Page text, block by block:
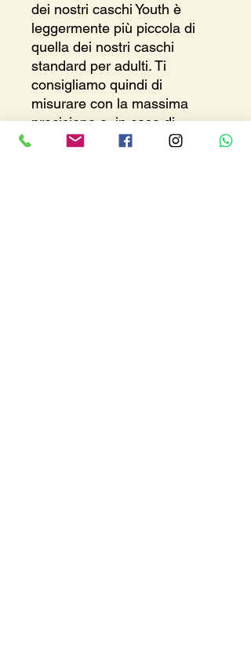
dei nostri caschi Youth è
leggermente più piccola di
quella dei nostri caschi
standard per adulti. Ti
consigliamo quindi di
misurare con la massima
precisione e, in caso di
dubbio, di scegliere una taglia